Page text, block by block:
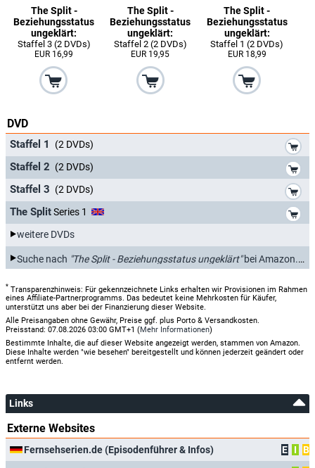
The Split -
Beziehungsstatus
ungeklärt:
Staffel 3 (2 DVDs)
EUR 16,99
The Split -
Beziehungsstatus
ungeklärt:
Staffel 2 (2 DVDs)
EUR 19,95
The Split -
Beziehungsstatus
ungeklärt:
Staffel 1 (2 DVDs)
EUR 18,99
DVD
Staffel 1 (2 DVDs)
Staffel 2 (2 DVDs)
Staffel 3 (2 DVDs)
The SplitSeries 1
weitere DVDs
Suche nach "The Split - Beziehungsstatus ungeklärt"bei Amazon.de
* Transparenzhinweis: Für gekennzeichnete Links erhalten wir Provisionen im Rahmen
eines Affiliate-Partnerprogramms. Das bedeutet keine Mehrkosten für Käufer,
unterstützt uns aber bei der Finanzierung dieser Website.
Alle Preisangaben ohne Gewähr, Preise ggf. plus Porto & Versandkosten.
Preisstand: 07.08.2026 03:00 GMT+1 (Mehr Informationen)
Bestimmte Inhalte, die auf dieser Website angezeigt werden, stammen von Amazon.
Diese Inhalte werden "wie besehen" bereitgestellt und können jederzeit geändert oder
entfernt werden.
Links
Externe Websites
Fernsehserien.de (Episodenführer & Infos) E I
B